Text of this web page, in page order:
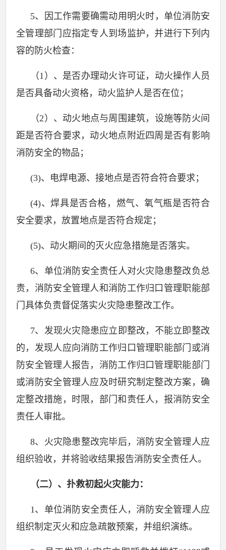
5、因工作需要确需动用明火时，单位消防安
全管理部门应指定专人到场监护，并进行下列内
容的防火检查：
（1 ）、是否办理动火许可证，动火操作人员
是否具备动火资格，动火监护人是否在位；
（2 ）、动火地点与周围建筑，设施等防火间
距是否符合要求，动火地点附近四周是否有影响
消防安全的物品；
(3)、电焊电源、接地点是否符合符合要求；
(4)、焊具是否合格，燃气、氧气瓶是否符合
安全要求，放置地点是否符合规定；
(5)、动火期间的灭火应急措施是否落实。
6、单位消防安全责任人对火灾隐患整改负总
责，消防安全管理人和消防工作归口管理职能部
门具体负责督促落实火灾隐患整改工作。
7、发现火灾隐患应立即整改，不能立即整改
的，发现人应向消防工作归口管理职能部门或消
防安全管理人报告，消防工作归口管理职能部门
或消防安全管理人应及时研究制定整改方案，确
定整改措施，时限，部门和责任人，报消防安全
责任人审批。
8、火灾隐患整改完毕后，消防安全管理人应
组织验收，并将验收结果报告消防安全责任人。
（二）、扑救初起火灾能力：
1、单位消防安全责任人，消防安全管理人应
组织制定灭火和应急疏散预案，并组织演练。